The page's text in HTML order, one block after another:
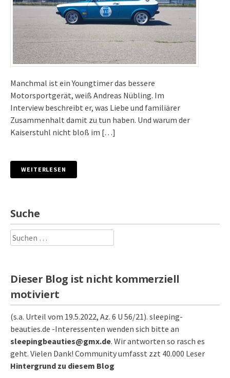
Manchmal ist ein Youngtimer das bessere
Motorsportgerät, weiß Andreas Nübling. Im
Interview beschreibt er, was Liebe und familiärer
Zusammenhalt damit zu tun haben. Und warum der
Kaiserstuhl nicht bloß im […]
WEITERLESEN
Suche
Suchen
nach:
Dieser Blog ist nicht kommerziell
motiviert
(s.a. Urteil vom 19.5.2022, Az. 6 U 56/21). sleeping-
beauties.de -Interessenten wenden sich bitte an
sleepingbeauties@gmx.de. Wir antworten so rasch es
geht. Vielen Dank! Community umfasst zzt 40.000 Leser
Hintergrund zu diesem Blog